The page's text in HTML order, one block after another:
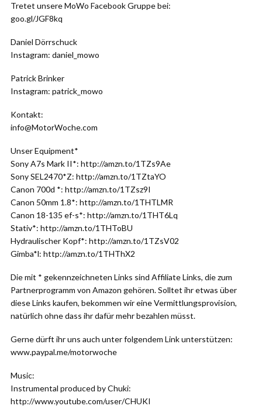
Tretet unsere MoWo Facebook Gruppe bei:
goo.gl/JGF8kq
Daniel Dörrschuck
Instagram: daniel_mowo
Patrick Brinker
Instagram: patrick_mowo
Kontakt:
info@MotorWoche.com
Unser Equipment*
Sony A7s Mark II*: http://amzn.to/1TZs9Ae
Sony SEL2470*Z: http://amzn.to/1TZtaYO
Canon 700d *: http://amzn.to/1TZsz9I
Canon 50mm 1.8*: http://amzn.to/1THTLMR
Canon 18-135 ef-s*: http://amzn.to/1THT6Lq
Stativ*: http://amzn.to/1THToBU
Hydraulischer Kopf*: http://amzn.to/1TZsV02
Gimba*l: http://amzn.to/1THThX2
Die mit * gekennzeichneten Links sind Affiliate Links, die zum
Partnerprogramm von Amazon gehören. Solltet ihr etwas über
diese Links kaufen, bekommen wir eine Vermittlungsprovision,
natürlich ohne dass ihr dafür mehr bezahlen müsst.
Gerne dürft ihr uns auch unter folgendem Link unterstützen:
www.paypal.me/motorwoche
Music:
Instrumental produced by Chuki:
http://www.youtube.com/user/CHUKI